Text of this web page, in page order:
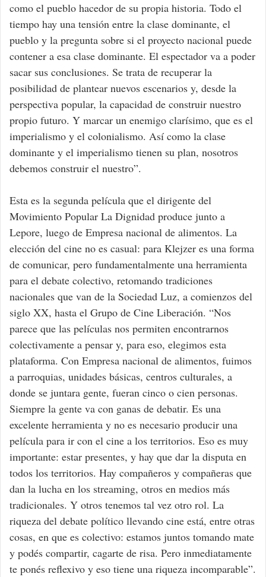
como el pueblo hacedor de su propia historia. Todo el
tiempo hay una tensión entre la clase dominante, el
pueblo y la pregunta sobre si el proyecto nacional puede
contener a esa clase dominante. El espectador va a poder
sacar sus conclusiones. Se trata de recuperar la
posibilidad de plantear nuevos escenarios y, desde la
perspectiva popular, la capacidad de construir nuestro
propio futuro. Y marcar un enemigo clarísimo, que es el
imperialismo y el colonialismo. Así como la clase
dominante y el imperialismo tienen su plan, nosotros
debemos construir el nuestro”.
Esta es la segunda película que el dirigente del
Movimiento Popular La Dignidad produce junto a
Lepore, luego de Empresa nacional de alimentos. La
elección del cine no es casual: para Klejzer es una forma
de comunicar, pero fundamentalmente una herramienta
para el debate colectivo, retomando tradiciones
nacionales que van de la Sociedad Luz, a comienzos del
siglo XX, hasta el Grupo de Cine Liberación. “Nos
parece que las películas nos permiten encontrarnos
colectivamente a pensar y, para eso, elegimos esta
plataforma. Con Empresa nacional de alimentos, fuimos
a parroquias, unidades básicas, centros culturales, a
donde se juntara gente, fueran cinco o cien personas.
Siempre la gente va con ganas de debatir. Es una
excelente herramienta y no es necesario producir una
película para ir con el cine a los territorios. Eso es muy
importante: estar presentes, y hay que dar la disputa en
todos los territorios. Hay compañeros y compañeras que
dan la lucha en los streaming, otros en medios más
tradicionales. Y otros tenemos tal vez otro rol. La
riqueza del debate político llevando cine está, entre otras
cosas, en que es colectivo: estamos juntos tomando mate
y podés compartir, cagarte de risa. Pero inmediatamente
te ponés reflexivo y eso tiene una riqueza incomparable”.